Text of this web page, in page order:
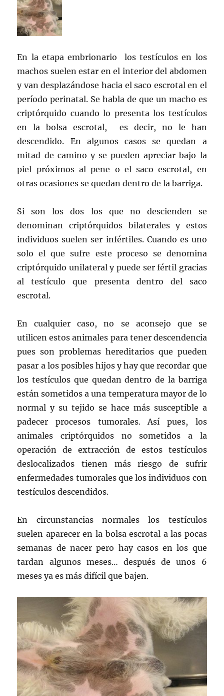
En la etapa embrionario los testículos en los
machos suelen estar en el interior del abdomen
y van desplazándose hacia el saco escrotal en el
período perinatal. Se habla de que un macho es
criptórquido cuando lo presenta los testículos
en la bolsa escrotal, es decir, no le han
descendido. En algunos casos se quedan a
mitad de camino y se pueden apreciar bajo la
piel próximos al pene o el saco escrotal, en
otras ocasiones se quedan dentro de la barriga.
Si son los dos los que no descienden se
denominan criptórquidos bilaterales y estos
individuos suelen ser infértiles. Cuando es uno
solo el que sufre este proceso se denomina
criptórquido unilateral y puede ser fértil gracias
al testículo que presenta dentro del saco
escrotal.
En cualquier caso, no se aconsejo que se
utilicen estos animales para tener descendencia
pues son problemas hereditarios que pueden
pasar a los posibles hijos y hay que recordar que
los testículos que quedan dentro de la barriga
están sometidos a una temperatura mayor de lo
normal y su tejido se hace más susceptible a
padecer procesos tumorales. Así pues, los
animales criptórquidos no sometidos a la
operación de extracción de estos testículos
deslocalizados tienen más riesgo de sufrir
enfermedades tumorales que los individuos con
testículos descendidos.
En circunstancias normales los testículos
suelen aparecer en la bolsa escrotal a las pocas
semanas de nacer pero hay casos en los que
tardan algunos meses… después de unos 6
meses ya es más difícil que bajen.